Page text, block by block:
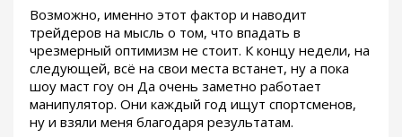
Возможно, именно этот фактор и наводит
трейдеров на мысль о том, что впадать в
чрезмерный оптимизм не стоит. К концу недели, на
следующей, всё на свои места встанет, ну а пока
шоу маст гоу он Да очень заметно работает
манипулятор. Они каждый год ищут спортсменов,
ну и взяли меня благодаря результатам.